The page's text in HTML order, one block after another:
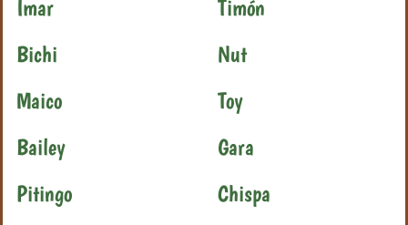
Imar
Timón
Bichi
Nut
Maico
Toy
Bailey
Gara
Pitingo
Chispa